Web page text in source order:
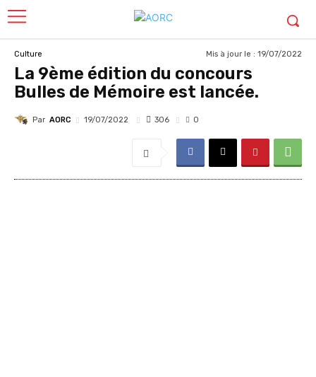
Culture Mis à jour le : 19/07/2022
La 9ème édition du concours
Bulles de Mémoire est lancée.
Par AORC 19/07/2022 306 0